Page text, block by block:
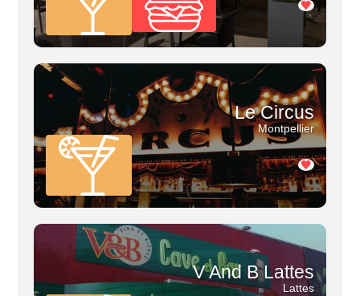
Le Circus
Montpellier
V And B Lattes
Lattes